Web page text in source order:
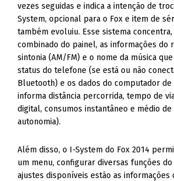
vezes seguidas e indica a intenção de
System, opcional para o Fox e item de
também evoluiu. Esse sistema
combinado do painel, as informações do
sintonia (AM/FM) e o nome da música
status do telefone (se está ou não
Bluetooth) e os dados do computador
informa distância percorrida, tempo de
digital, consumos instantâneo e médio
autonomia).
Além disso, o I-System do Fox 2014
um menu, configurar diversas funções
ajustes disponíveis estão as informações